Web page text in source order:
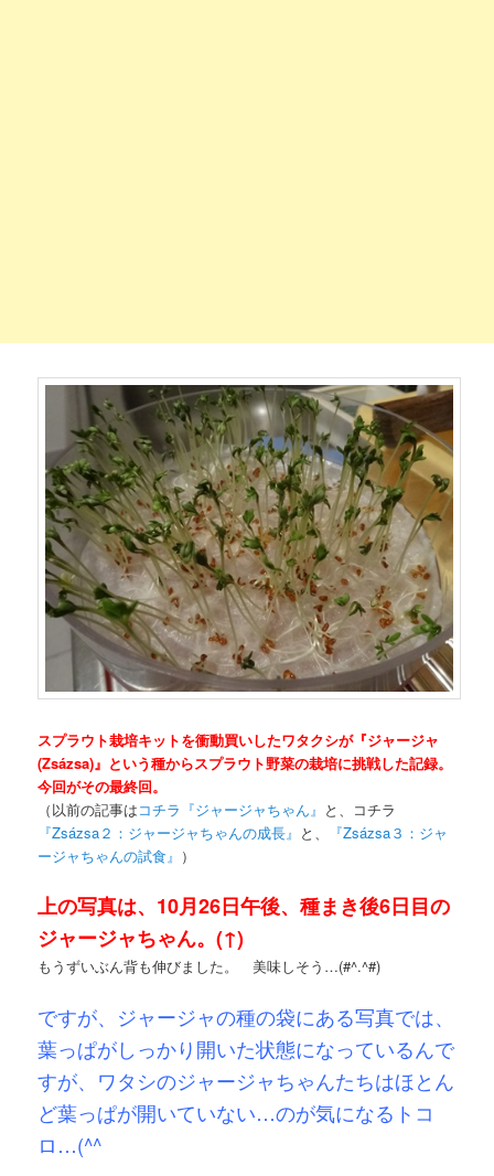
スプラウト栽培キットを衝動買いしたワタクシが『ジャージャ
(Zsázsa)』という種からスプラウト野菜の栽培に挑戦した記録。
今回がその最終回。
（以前の記事はコチラ『ジャージャちゃん』 と、コチラ
『Zsázsa２：ジャージャちゃんの成長』 と、
『Zsázsa３：ジャ
ージャちゃんの試食』 ）
上の写真は、10月26日午後、種まき後6日目の
ジャージャちゃん。(↑)
もうずいぶん背も伸びました。 美味しそう…(#^.^#)
ですが、ジャージャの種の袋にある写真では、
葉っぱがしっかり開いた状態になっているんで
すが、ワタシのジャージャちゃんたちはほとん
ど葉っぱが開いていない…のが気になるトコ
ロ…(^^ゞ